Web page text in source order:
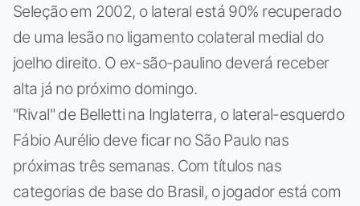
Seleção em 2002, o lateral está 90% recuperado
de uma lesão no ligamento colateral medial do
joelho direito. O ex-são-paulino deverá receber
alta já no próximo domingo.
"Rival" de Belletti na Inglaterra, o lateral-esquerdo
Fábio Aurélio deve ficar no São Paulo nas
próximas três semanas. Com títulos nas
categorias de base do Brasil, o jogador está com